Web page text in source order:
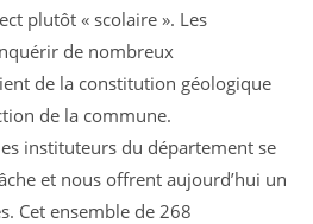
plutôt « scolaire ». Les
de nombreux
de la constitution géologique
de la commune.
instituteurs du département se
et nous offrent aujourd’hui un
Cet ensemble de 268